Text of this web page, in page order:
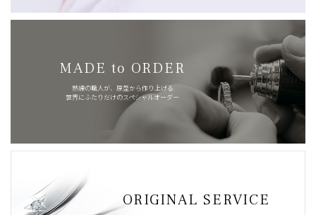
MADE to ORDER
熟練の職人が、原型から作り上げる
世界にふたりだけのスペシャルオーダー
ORIGINAL SERVICE